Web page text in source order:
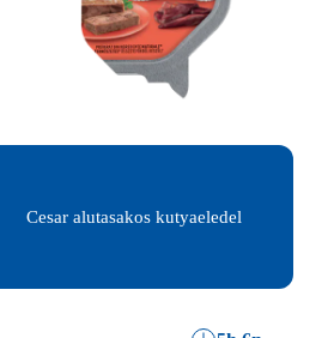
Cesar alutasakos kutyaeledel